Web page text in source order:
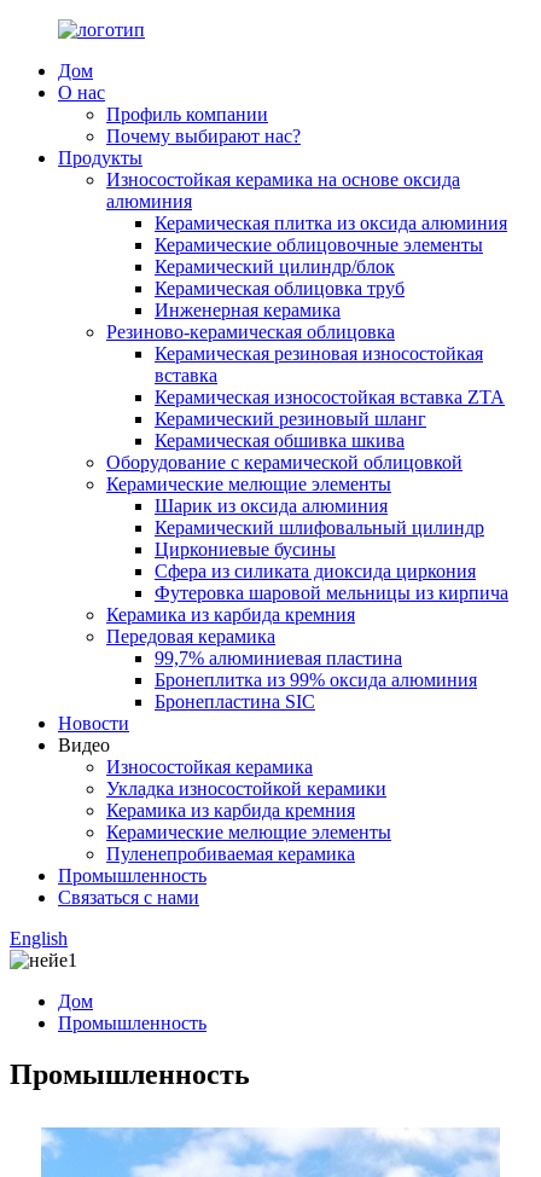
Дом
О нас
Профиль компании
Почему выбирают нас?
Продукты
Износостойкая керамика на основе оксида
алюминия
Керамическая плитка из оксида алюминия
Керамические облицовочные элементы
Керамический цилиндр/блок
Керамическая облицовка труб
Инженерная керамика
Резиново-керамическая облицовка
Керамическая резиновая износостойкая
вставка
Керамическая износостойкая вставка ZTA
Керамический резиновый шланг
Керамическая обшивка шкива
Оборудование с керамической облицовкой
Керамические мелющие элементы
Шарик из оксида алюминия
Керамический шлифовальный цилиндр
Циркониевые бусины
Сфера из силиката диоксида циркония
Футеровка шаровой мельницы из кирпича
Керамика из карбида кремния
Передовая керамика
99,7% алюминиевая пластина
Бронеплитка из 99% оксида алюминия
Бронепластина SIC
Новости
Видео
Износостойкая керамика
Укладка износостойкой керамики
Керамика из карбида кремния
Керамические мелющие элементы
Пуленепробиваемая керамика
Промышленность
Связаться с нами
English
Дом
Промышленность
Промышленность